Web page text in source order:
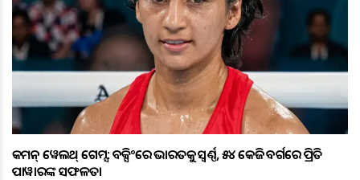
କମନ୍ ୱେଲଥ୍ ଗେମ୍ସ: ବକ୍ସିଂରେ ଭାରତକୁ ସ୍ବର୍ଣ୍ଣ, ୫୪ କେଜି ବର୍ଗରେ ପ୍ରିତି
ପାୱାରଙ୍କ ସଫଳତା